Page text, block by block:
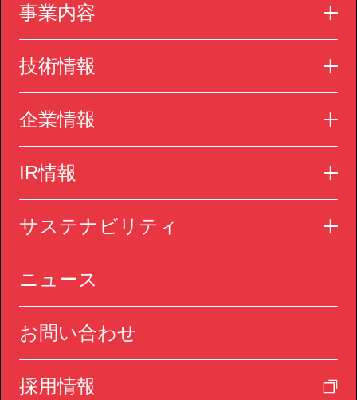
事業内容
技術情報
企業情報
IR情報
サステナビリティ
ニュース
お問い合わせ
採用情報